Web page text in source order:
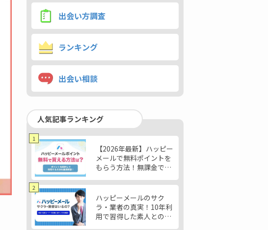
出会い方調査
ランキング
出会い相談
人気記事ランキング
【2026年最新】ハッピー
メールで無料ポイントを
もらう方法！無課金で女
1
ハッピーメールのサク
ラ・業者の真実！10年利
用で習得した素人との見
2